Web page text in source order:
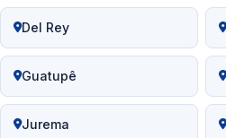
Del Rey
Guatupê
Jurema